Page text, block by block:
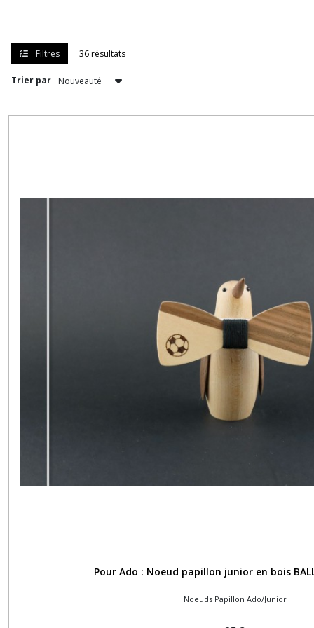
Filtres 36 résultats
Trier par
Pour Ado : Noeud papillon junior en bois
Noeuds Papillon Ado/Junior